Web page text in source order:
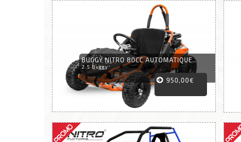
BUGGY NITRO 80CC AUTOMATIQUE..
2.5 Buggy
950,00€